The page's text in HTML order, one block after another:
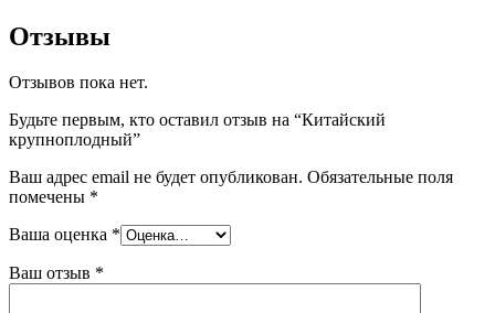
Отзывы
Отзывов пока нет.
Будьте первым, кто оставил отзыв на “Китайский
крупноплодный”
Ваш адрес email не будет опубликован. Обязательные поля
помечены *
Ваша оценка *
Ваш отзыв *